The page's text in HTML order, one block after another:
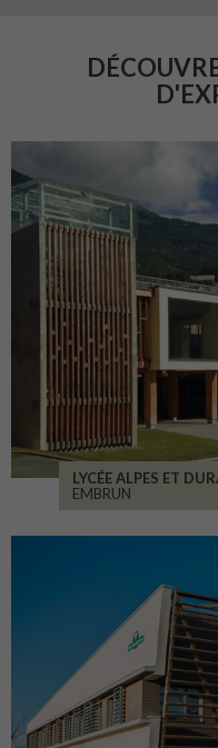
LYCÉE ALPES ET
EMBRUN